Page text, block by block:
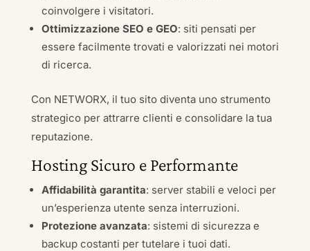
coinvolgere i visitatori.
Ottimizzazione SEO e GEO: siti pensati per
essere facilmente trovati e valorizzati nei motori
di ricerca.
Con NETWORX, il tuo sito diventa uno strumento
strategico per attrarre clienti e consolidare la tua
reputazione.
Hosting Sicuro e Performante
Affidabilità garantita: server stabili e veloci per
un’esperienza utente senza interruzioni.
Protezione avanzata: sistemi di sicurezza e
backup costanti per tutelare i tuoi dati.